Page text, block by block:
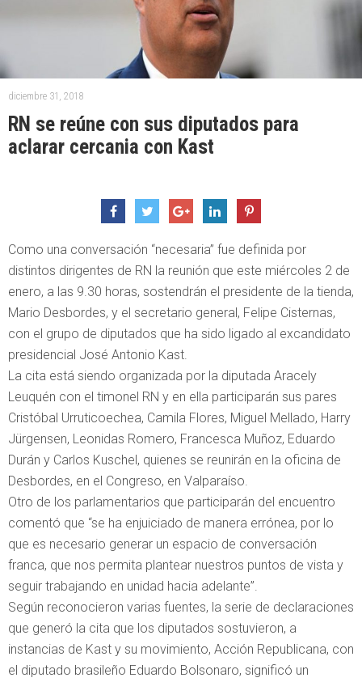
diciembre 31, 2018
RN se reúne con sus diputados para
aclarar cercania con Kast
Como una conversación “necesaria” fue definida por
distintos dirigentes de RN la reunión que este miércoles 2 de
enero, a las 9.30 horas, sostendrán el presidente de la tienda,
Mario Desbordes, y el secretario general, Felipe Cisternas,
con el grupo de diputados que ha sido ligado al excandidato
presidencial José Antonio Kast.
La cita está siendo organizada por la diputada Aracely
Leuquén con el timonel RN y en ella participarán sus pares
Cristóbal Urruticoechea, Camila Flores, Miguel Mellado, Harry
Jürgensen, Leonidas Romero, Francesca Muñoz, Eduardo
Durán y Carlos Kuschel, quienes se reunirán en la oficina de
Desbordes, en el Congreso, en Valparaíso.
Otro de los parlamentarios que participarán del encuentro
comentó que “se ha enjuiciado de manera errónea, por lo
que es necesario generar un espacio de conversación
franca, que nos permita plantear nuestros puntos de vista y
seguir trabajando en unidad hacia adelante”.
Según reconocieron varias fuentes, la serie de declaraciones
que generó la cita que los diputados sostuvieron, a
instancias de Kast y su movimiento, Acción Republicana, con
el diputado brasileño Eduardo Bolsonaro, significó un